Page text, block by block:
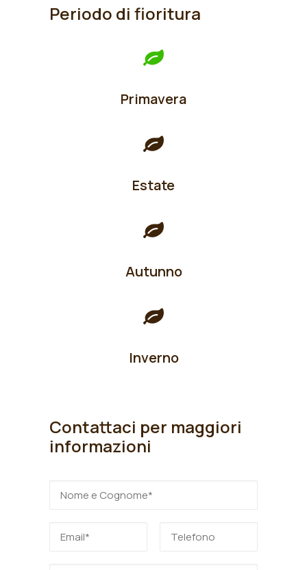
Periodo di fioritura
Primavera
Estate
Autunno
Inverno
Contattaci per maggiori
informazioni